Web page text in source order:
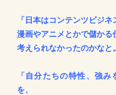
「日本はコンテンツビジネ
漫画やアニメとかで儲かる
考えられなかったのかなと
「自分たちの特性、強
を、